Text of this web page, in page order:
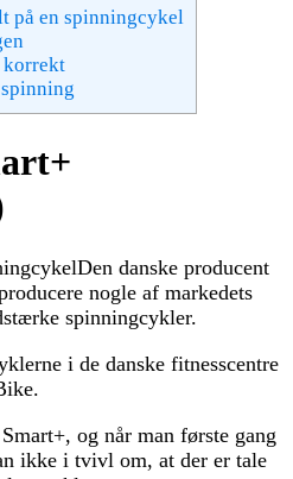
på en spinningcykel
Den danske producent
nogle af markedets
spinningcykler.
i de danske fitnesscentre
og når man første gang
ikke i tvivl om, at der er tale